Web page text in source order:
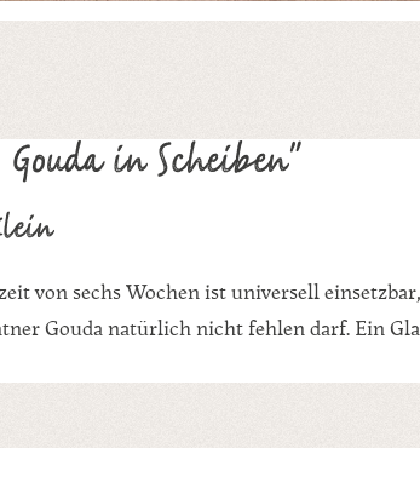
in Scheiben"
von sechs Wochen ist universell
Gouda natürlich nicht fehlen darf. Ein